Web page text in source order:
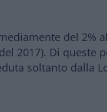
del 2%
2017). Di queste
soltanto dalla